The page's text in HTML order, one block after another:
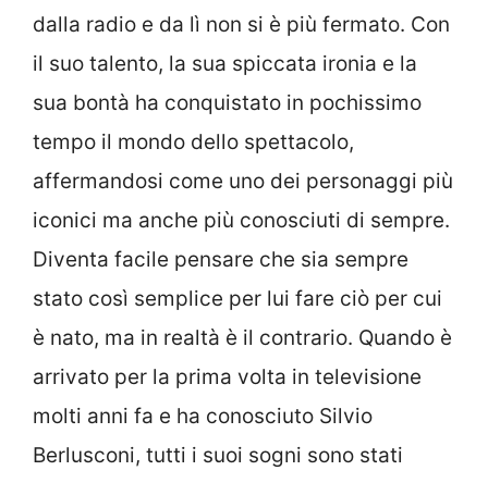
dalla radio e da lì non si è più fermato. Con
il suo talento, la sua spiccata ironia e la
sua bontà ha conquistato in pochissimo
tempo il mondo dello spettacolo,
affermandosi come uno dei personaggi più
iconici ma anche più conosciuti di sempre.
Diventa facile pensare che sia sempre
stato così semplice per lui fare ciò per cui
è nato, ma in realtà è il contrario. Quando è
arrivato per la prima volta in televisione
molti anni fa e ha conosciuto Silvio
Berlusconi, tutti i suoi sogni sono stati